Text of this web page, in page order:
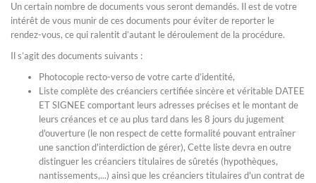
Un certain nombre de documents vous seront demandés. Il est de votre
intérêt de vous munir de ces documents pour éviter de reporter le
rendez-vous, ce qui ralentit d’autant le déroulement de la procédure.
Il s’agit des documents suivants :
Photocopie recto-verso de votre carte d’identité,
Liste complète des créanciers certifiée sincère et véritable DATEE
ET SIGNEE comportant leurs adresses précises et le montant de
leurs créances et ce au plus tard dans les 8 jours du jugement
d'ouverture (le non respect de cette formalité pouvant entraîner
une sanction d'interdiction de gérer), Cette liste devra en outre
distinguer les créanciers titulaires de sûretés (hypothèques,
nantissements,...) ainsi que les créanciers titulaires d'un contrat de